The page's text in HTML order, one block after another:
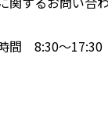
間 8:30～17:30